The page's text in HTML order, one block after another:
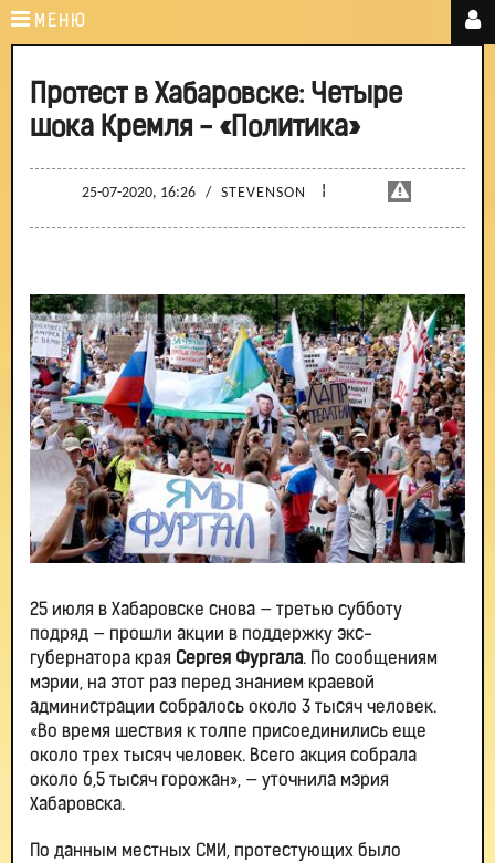
МЕНЮ
Протест в Хабаровске: Четыре
шока Кремля - «Политика»
25-07-2020, 16:26 / STEVENSON ¦
25 июля в Хабаровске снова — третью субботу
подряд — прошли акции в поддержку экс-
губернатора края Сергея Фургала. По сообщениям
мэрии, на этот раз перед знанием краевой
администрации собралось около 3 тысяч человек.
«Во время шествия к толпе присоединились еще
около трех тысяч человек. Всего акция собрала
около 6,5 тысяч горожан», — уточнила мэрия
Хабаровска.
По данным местных СМИ, протестующих было